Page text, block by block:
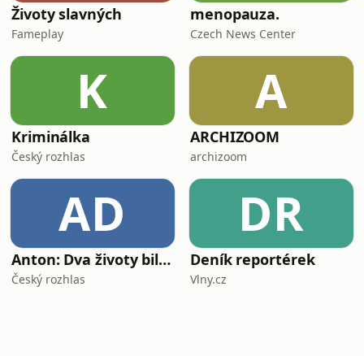
Životy slavných
Fameplay
menopauza.
Czech News Center
K
Kriminálka
Český rozhlas
A
ARCHIZOOM
archizoom
AD
Anton: Dva životy billboardového krále
Český rozhlas
DR
Deník reportérek
Vlny.cz